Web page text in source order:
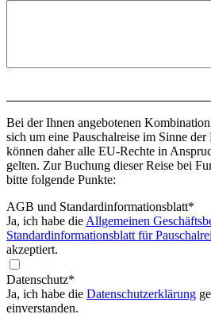
Bei der Ihnen angebotenen
sich um eine Pauschalreise im Sinne
können daher alle EU-Rechte in
gelten. Zur Buchung dieser Reise bei
bitte folgende Punkte:
AGB und Standardinformationsblatt*
Ja, ich habe die Allgemeinen
Standardinformationsblatt für
akzeptiert.
Datenschutz*
Ja, ich habe die Datenschutzerklärung
einverstanden.